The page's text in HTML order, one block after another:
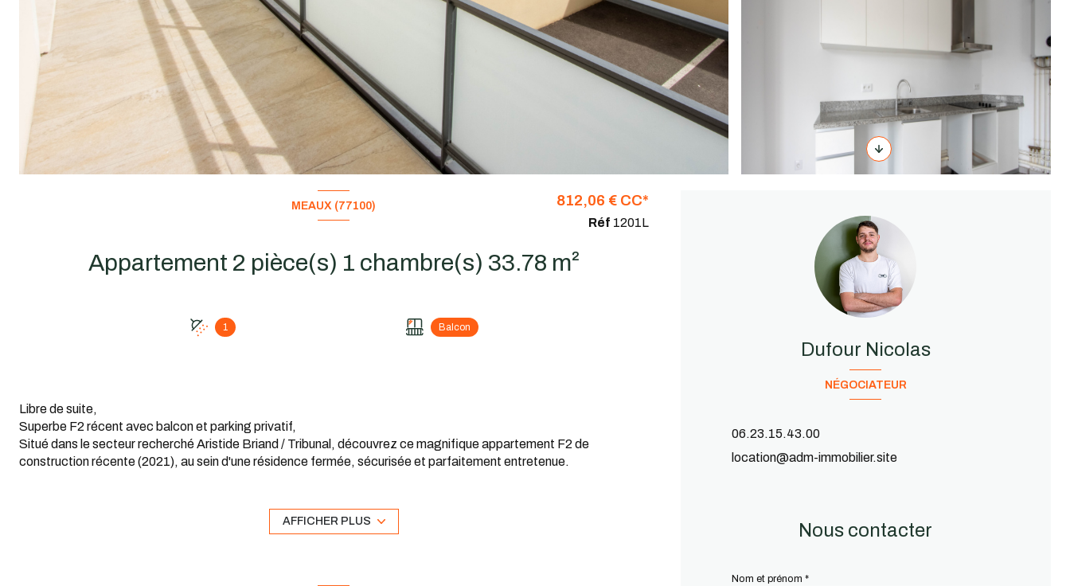
MEAUX (77100)
Appartement 2 pièce(s) 1 chambre(s) 33.78 m²
1 Balcon
812,06 € CC*
Réf 1201L
Libre de suite,
Superbe F2 récent avec balcon et parking privatif,
Situé dans le secteur recherché Aristide Briand / Tribunal, découvrez ce magnifique appartement F2 de
construction récente (2021), au sein d'une résidence fermée, sécurisée et parfaitement entretenue.
direct à la terrasse, une salle d'eau ainsi qu'un WC indépendant.
AFFICHER PLUS
NÉGOCIATEUR
Dufour Nicolas
06.23.15.43.00
location@adm-immobilier.site
Nous contacter
Nom et prénom *